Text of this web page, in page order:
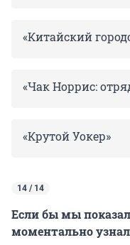
«Китайский
«Чак Норрис:
«Крутой Уокер»
14 / 14
Если бы мы
моментально